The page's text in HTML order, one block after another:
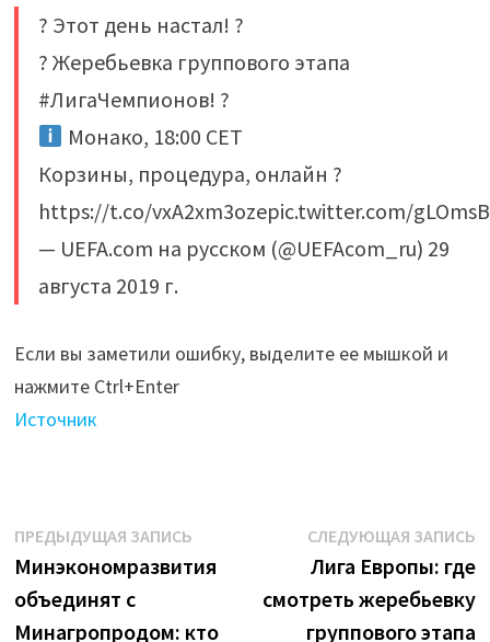
? Этот день настал! ?
? Жеребьевка группового этапа
#ЛигаЧемпионов! ?
Монако, 18:00 СЕТ
Корзины, процедура, онлайн ?
https://t.co/vxA2xm3ozepic.twitter.com/
— UEFA.com на русском (@UEFAcom_ru) 29
августа 2019 г.
Если вы заметили ошибку, выделите ее мышкой и
нажмите Ctrl+Enter
Источник
Навигация
по
записям
ПРЕДЫДУЩАЯ ЗАПИСЬПредыдущая
запись:
Минэкономразвития
объединят с
Минагропродом: кто
СЛЕДУЮЩАЯ ЗАПИСЬ
Лига Европы: где
смотреть жеребьевку
группового этапа